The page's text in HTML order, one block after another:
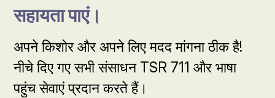
सहायता पाएं।
अपने किशोर और अपने लिए मदद मांगना ठीक है!
नीचे दिए गए सभी संसाधन TSR 711 और भाषा
पहुंच सेवाएं प्रदान करते हैं।